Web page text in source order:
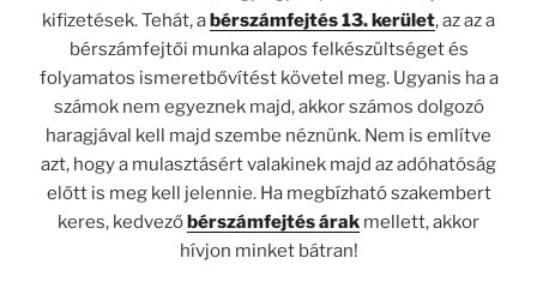
kifizetések. Tehát, a bérszámfejtés 13. kerület, az az a
bérszámfejtői munka alapos felkészültséget és
folyamatos ismeretbővítést követel meg. Ugyanis ha a
számok nem egyeznek majd, akkor számos dolgozó
haragjával kell majd szembe néznünk. Nem is említve
azt, hogy a mulasztásért valakinek majd az adóhatóság
előtt is meg kell jelennie. Ha megbízható szakembert
keres, kedvező bérszámfejtés árak mellett, akkor
hívjon minket bátran!